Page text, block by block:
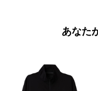
あなた